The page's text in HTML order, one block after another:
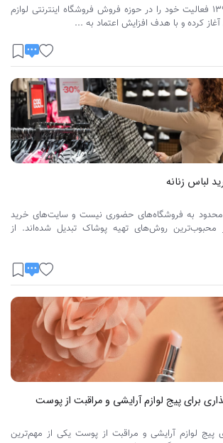
ماکیاژ گالری از سال ۱۳۹۶ فعالیت خود را در حوزه فروش فروشگاه اینترنتی لوازم
کرده و با هدف افزایش اعتماد به ...
لباس زنانه
محدود به فروشگاه‌های حضوری نیست و سایت‌های خرید
محبوب‌ترین روش‌های تهیه پوشاک تبدیل شده‌اند. از
برای پیج لوازم آرایشی و مراقبت از پوست
پیج لوازم آرایشی و مراقبت از پوست یکی از مهم‌ترین